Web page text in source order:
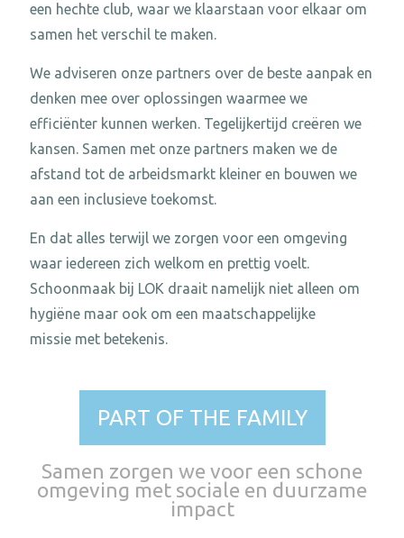
een hechte club, waar we klaarstaan voor elkaar om
samen het verschil te maken.
We adviseren onze partners over de beste aanpak en
denken mee over oplossingen waarmee we
efficiënter kunnen werken. Tegelijkertijd creëren we
kansen. Samen met onze partners maken we de
afstand tot de arbeidsmarkt kleiner en bouwen we
aan een inclusieve toekomst.
En dat alles terwijl we zorgen voor een omgeving
waar iedereen zich welkom en prettig voelt.
Schoonmaak bij LOK draait namelijk niet alleen om
hygiëne maar ook om een maatschappelijke
missie met betekenis.
PART OF THE FAMILY
Samen zorgen we voor een schone
omgeving met sociale en duurzame
impact